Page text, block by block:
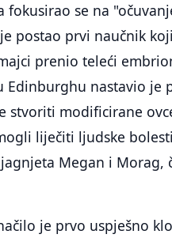
se na
postao prvi naučnik
prenio teleći
nastavio je
stvoriti modificirane
liječiti ljudske
Megan i Morag,
je prvo uspješno